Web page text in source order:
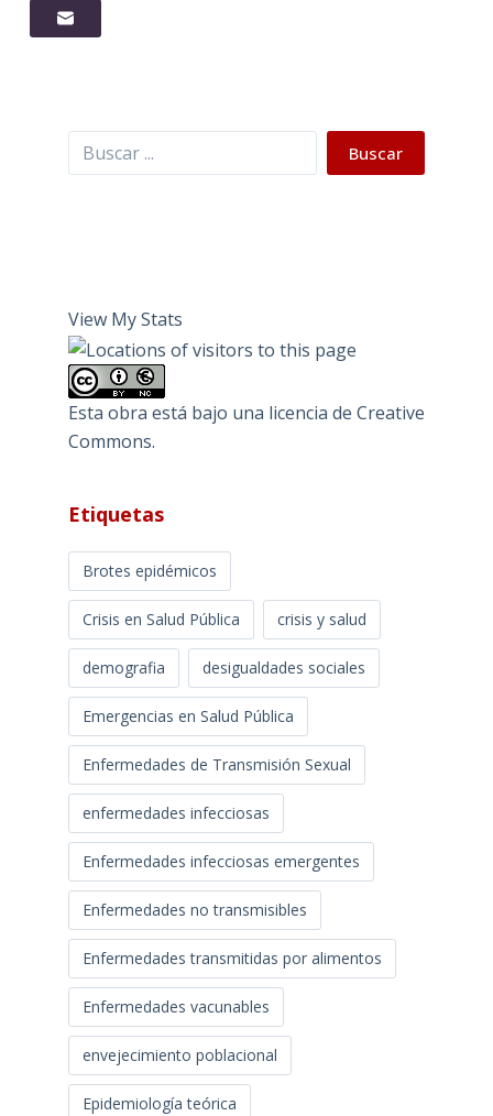
Buscar Buscar
View My Stats
Esta obra está bajo una licencia de Creative
Commons.
Etiquetas
Brotes epidémicos
Crisis en Salud Pública crisis y salud
demografia desigualdades sociales
Emergencias en Salud Pública
Enfermedades de Transmisión Sexual
enfermedades infecciosas
Enfermedades infecciosas emergentes
Enfermedades no transmisibles
Enfermedades transmitidas por alimentos
Enfermedades vacunables
envejecimiento poblacional
Epidemiología teórica